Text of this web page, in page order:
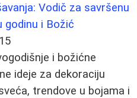
Vodič za savršenu
godinu i Božić
i božićne
ideje za dekoraciju
trendove u bojama i